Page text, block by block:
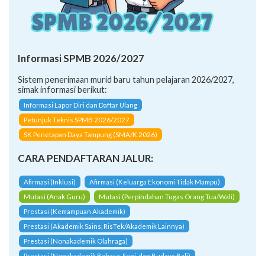
Informasi SPMB 2026/2027
Sistem penerimaan murid baru tahun pelajaran 2026/2027,
simak informasi berikut:
Informasi Lapor Diri dan Daftar Ulang
Petunjuk Teknis SPMB 2026/2027
SK Penetapan Daya Tampung (SMA/K 2026)
CARA PENDAFTARAN JALUR:
Afirmasi (Inklusi)
Afirmasi (Keluarga Ekonomi Tidak Mampu)
Mutasi (Anak Guru)
Mutasi (Perpindahan Tugas Orang Tua/Wali)
Prestasi (Kemampuan Akademik)
Prestasi (Akademik Sains, RisTek/Akademik Lainnya)
Prestasi (Nonakademik Olahraga)